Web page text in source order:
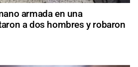
armada en una
a dos hombres y robaron